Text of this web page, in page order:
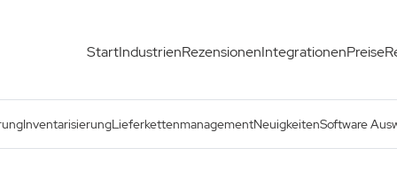
StartIndustrienRezensionenIntegrationenPreise
InventarisierungLieferkettenmanagementNeuigkeitenSoftware